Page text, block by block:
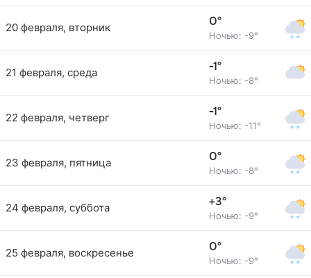
20 февраля, вторник 0°
Ночью: -9°
21 февраля, среда -1°
Ночью: -8°
22 февраля, четверг -1°
Ночью: -11°
23 февраля, пятница 0°
Ночью: -8°
24 февраля, суббота +3°
Ночью: -9°
25 февраля, воскресенье 0°
Ночью: -9°